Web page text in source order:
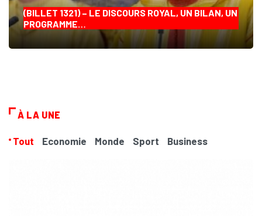
(BILLET 1321) – LE DISCOURS ROYAL, UN BILAN, UN
PROGRAMME…
À LA UNE
Tout Economie Monde Sport Business